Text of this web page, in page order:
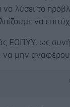
να λύσει το
να
ΕΟΠΥΥ, ως
να μην